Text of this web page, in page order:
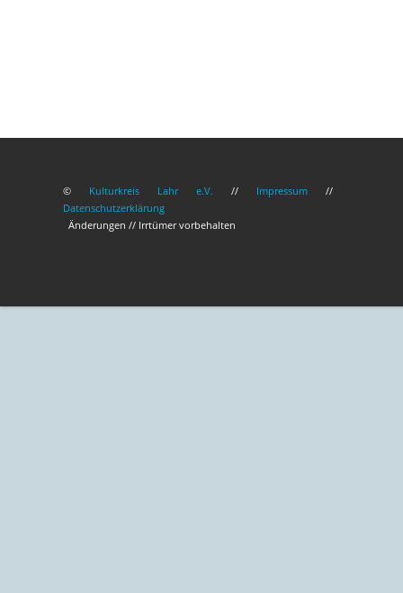
© Kulturkreis Lahr e.V. // Impressum //
Datenschutzerklärung
Änderungen // Irrtümer vorbehalten